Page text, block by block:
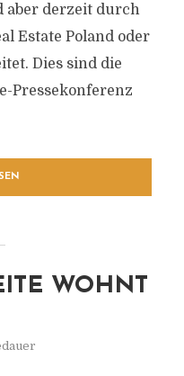
aber derzeit durch
Estate Poland oder
Dies sind die
Pressekonferenz
WOHNT